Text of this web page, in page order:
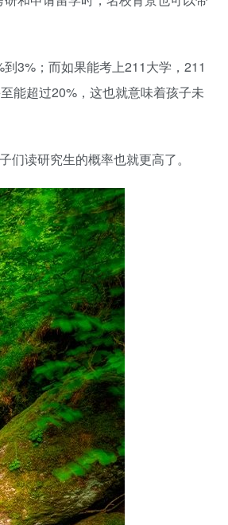
3%；而如果能考上211大学，211
能超过20%，这也就意味着孩子未
读研究生的概率也就更高了。